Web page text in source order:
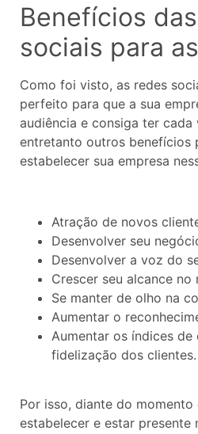
Benefícios
sociais para
Como foi visto, as redes
perfeito para que a sua
audiência e consiga ter cada
entretanto outros benefícios
estabelecer sua empresa
Atração de novos
Desenvolver seu
Desenvolver a voz do
Crescer seu alcance no
Se manter de olho na
Aumentar o
Aumentar os índices de
fidelização dos clientes.
Por isso, diante do momento
estabelecer e estar presente